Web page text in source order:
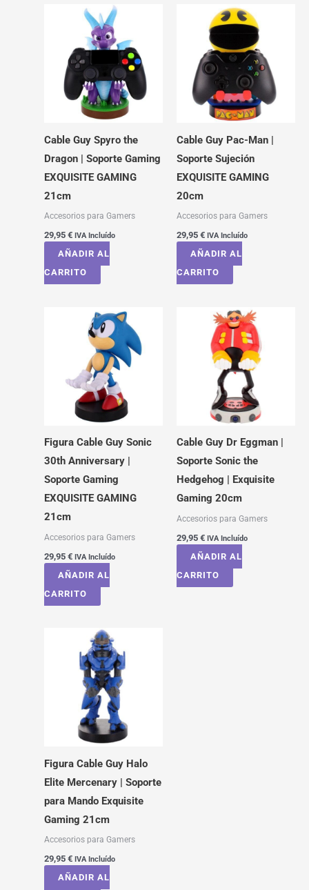
Cable Guy Spyro the
Dragon | Soporte Gaming
EXQUISITE GAMING
21cm
Accesorios para Gamers
29,95 € IVA Incluído
AÑADIR AL
CARRITO
Cable Guy Pac-Man |
Soporte Sujeción
EXQUISITE GAMING
20cm
Accesorios para Gamers
29,95 € IVA Incluído
AÑADIR AL
CARRITO
Figura Cable Guy Sonic
30th Anniversary |
Soporte Gaming
EXQUISITE GAMING
21cm
Accesorios para Gamers
29,95 € IVA Incluído
AÑADIR AL
CARRITO
Cable Guy Dr Eggman |
Soporte Sonic the
Hedgehog | Exquisite
Gaming 20cm
Accesorios para Gamers
29,95 € IVA Incluído
AÑADIR AL
CARRITO
Figura Cable Guy Halo
Elite Mercenary | Soporte
para Mando Exquisite
Gaming 21cm
Accesorios para Gamers
29,95 € IVA Incluído
AÑADIR AL